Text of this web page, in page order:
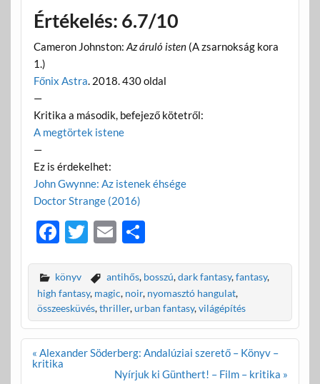
Értékelés: 6.7/10
Cameron Johnston: Az áruló isten(A zsarnokság kora
1.)
Főnix Astra. 2018. 430 oldal
—
Kritika a második, befejező kötetről:
A megtörtek istene
—
Ez is érdekelhet:
John Gwynne: Az istenek éhsége
Doctor Strange (2016)
F
e
b
o
o
k
T
itt
er
E
ail
O
za
m
e
g
könyv antihős, bosszú,dark fantasy,fantasy,
high fantasy, magic, noir, nyomasztó hangulat,
összeesküvés,thriller,urban fantasy,világépítés
Bejegyzés
navigáció
« Alexander Söderberg: Andalúziai szerető – Könyv –
kritika
Nyírjuk ki Günthert! – Film – kritika »